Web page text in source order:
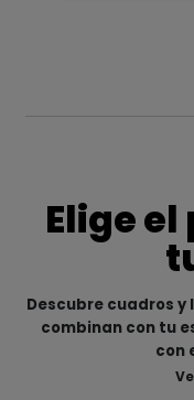
Elige
Descubre cuadros
combinan con tu
con